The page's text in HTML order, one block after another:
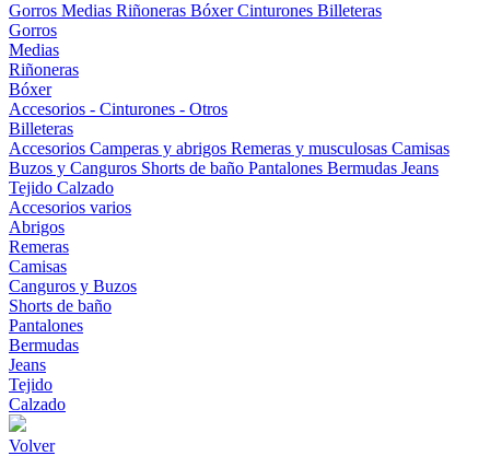
Gorros Medias Riñoneras BóxerCinturones Billeteras
Gorros
Medias
Riñoneras
Bóxer
Accesorios - Cinturones - Otros
Billeteras
Accesorios Camperas y abrigos Remeras y musculosas Camisas
Buzos y Canguros Shorts de baño Pantalones Bermudas Jeans
Tejido Calzado
Accesorios varios
Abrigos
Remeras
Camisas
Canguros y Buzos
Shorts de baño
Pantalones
Bermudas
Jeans
Tejido
Calzado
Volver